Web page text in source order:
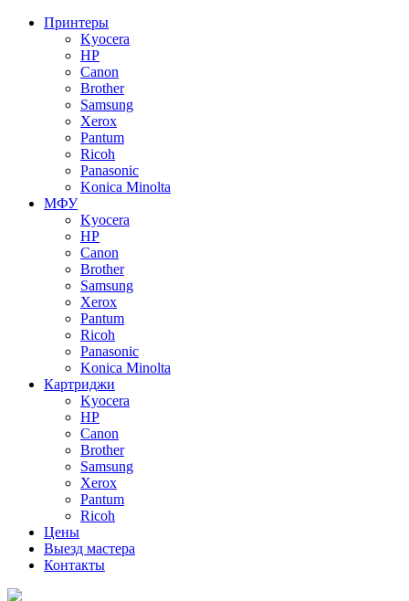
Принтеры
Kyocera
HP
Canon
Brother
Samsung
Xerox
Pantum
Ricoh
Panasonic
Konica Minolta
МФУ
Kyocera
HP
Canon
Brother
Samsung
Xerox
Pantum
Ricoh
Panasonic
Konica Minolta
Картриджи
Kyocera
HP
Canon
Brother
Samsung
Xerox
Pantum
Ricoh
Цены
Выезд мастера
Контакты